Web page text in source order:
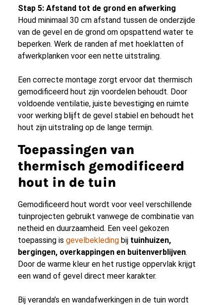
Stap 5: Afstand tot de grond en afwerking
Houd minimaal 30 cm afstand tussen de onderzijde
van de gevel en de grond om opspattend water te
beperken. Werk de randen af met hoeklatten of
afwerkplanken voor een nette uitstraling.
Een correcte montage zorgt ervoor dat thermisch
gemodificeerd hout zijn voordelen behoudt. Door
voldoende ventilatie, juiste bevestiging en ruimte
voor werking blijft de gevel stabiel en behoudt het
hout zijn uitstraling op de lange termijn.
Toepassingen van
thermisch gemodificeerd
hout in de tuin
Gemodificeerd hout wordt voor veel verschillende
tuinprojecten gebruikt vanwege de combinatie van
netheid en duurzaamheid. Een veel gekozen
toepassing is gevelbekleding bij tuinhuizen,
bergingen, overkappingen en buitenverblijven.
Door de warme kleur en het rustige oppervlak krijgt
een wand of gevel direct meer karakter.
Bij veranda’s en wandafwerkingen in de tuin wordt